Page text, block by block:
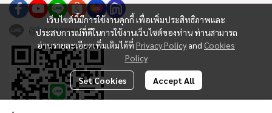
เว็บไซต์นี้มีการใช้งานคุกกี้ เพื่อเพิ่มประสิทธิภาพและ
ประสบการณ์ที่ดีในการใช้งานเว็บไซต์ของท่าน ท่านสามารถ
อ่านรายละเอียดเพิ่มเติมได้ที่ Privacy Policy and Cookies
Policy
Set Cookies Accept All
@hacogroup